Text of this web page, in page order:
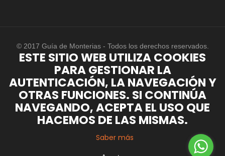
© 2017 Guía de Monterias - Todos los derechos reservados.
ESTE SITIO WEB UTILIZA COOKIES
PARA GESTIONAR LA
AUTENTICACIÓN, LA NAVEGACIÓN Y
OTRAS FUNCIONES. SI CONTINÚA
NAVEGANDO, ACEPTA EL USO QUE
HACEMOS DE LAS MISMAS.
Saber más